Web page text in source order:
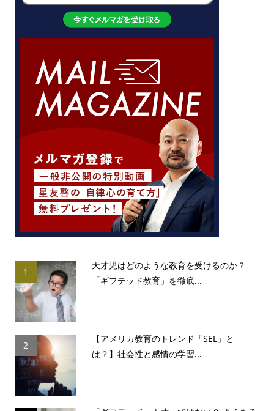
1
天才児はどのような教育を受けるのか？
「ギフテッド教育」を徹底...
2
【アメリカ教育のトレンド「SEL」と
は？】社会性と感情の学習...